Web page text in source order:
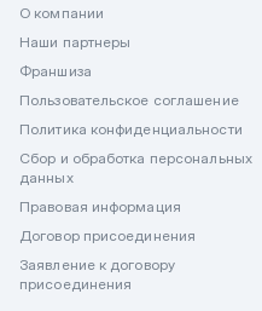
О компании
Наши партнеры
Франшиза
Пользовательское соглашение
Политика конфиденциальности
Сбор и обработка персональных
данных
Правовая информация
Договор присоединения
Заявление к договору
присоединения